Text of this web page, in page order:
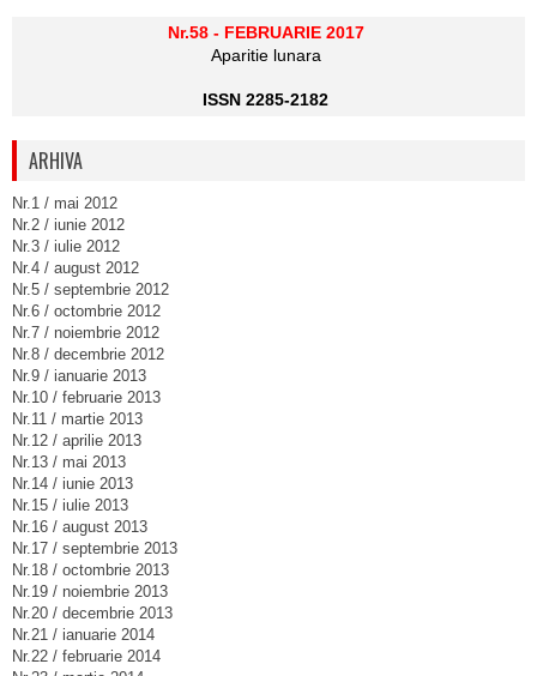
Nr.58 - FEBRUARIE 2017
Aparitie lunara
ISSN 2285-2182
ARHIVA
Nr.1 / mai 2012
Nr.2 / iunie 2012
Nr.3 / iulie 2012
Nr.4 / august 2012
Nr.5 / septembrie 2012
Nr.6 / octombrie 2012
Nr.7 / noiembrie 2012
Nr.8 / decembrie 2012
Nr.9 / ianuarie 2013
Nr.10 / februarie 2013
Nr.11 / martie 2013
Nr.12 / aprilie 2013
Nr.13 / mai 2013
Nr.14 / iunie 2013
Nr.15 / iulie 2013
Nr.16 / august 2013
Nr.17 / septembrie 2013
Nr.18 / octombrie 2013
Nr.19 / noiembrie 2013
Nr.20 / decembrie 2013
Nr.21 / ianuarie 2014
Nr.22 / februarie 2014